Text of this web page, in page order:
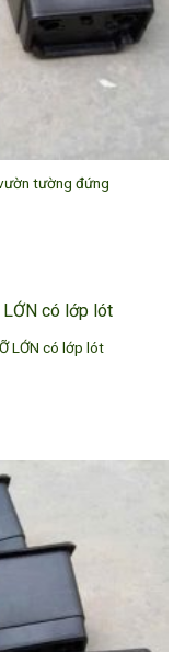
tường đứng
LỚN có lớp lót